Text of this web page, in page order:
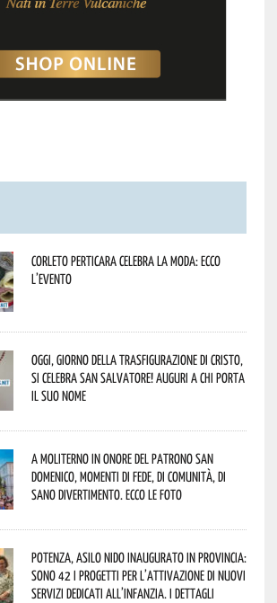
Corleto Perticara celebra la moda: ecco
l’evento
Oggi, giorno della Trasfigurazione di Cristo,
si celebra San Salvatore! Auguri a chi porta
il suo nome
A Moliterno in onore del Patrono San
Domenico, momenti di fede, di comunità, di
sano divertimento. Ecco le foto
Potenza, asilo nido inaugurato in provincia:
sono 42 i progetti per l’attivazione di nuovi
servizi dedicati all’infanzia. I dettagli